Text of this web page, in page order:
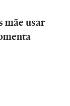
mãe usar